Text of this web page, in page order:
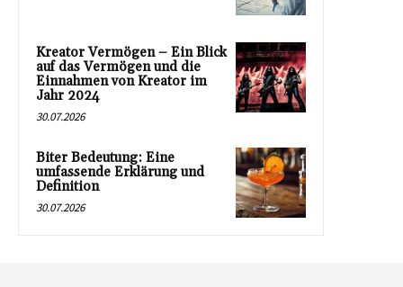
Kreator Vermögen – Ein Blick
auf das Vermögen und die
Einnahmen von Kreator im
Jahr 2024
30.07.2026
Biter Bedeutung: Eine
umfassende Erklärung und
Definition
30.07.2026